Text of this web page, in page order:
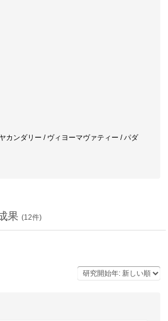
カンダリー / ヴィヨーマヴァティー / パダ
果 (12件)